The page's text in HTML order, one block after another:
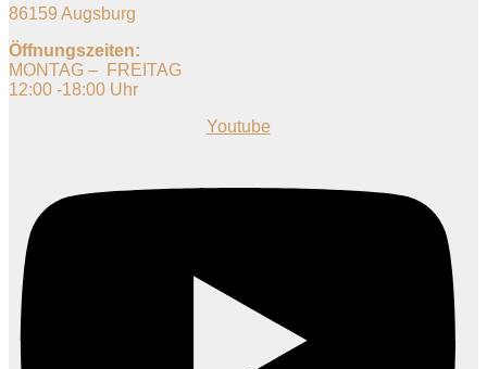
86159 Augsburg
Öffnungszeiten:
MONTAG – FREITAG
12:00 -18:00 Uhr
Youtube